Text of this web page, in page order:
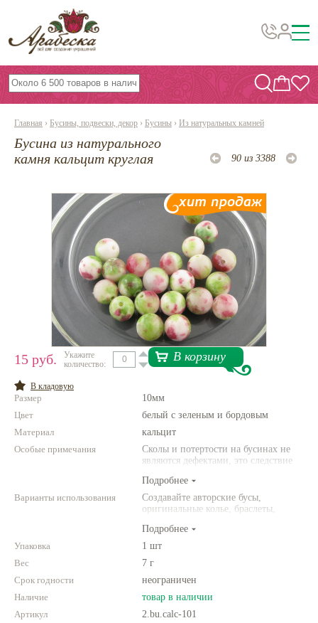
Бусины, подвески, декор
Бисер
Фурнитура
Инструменты и материалы
Эпоксидная смола
Шнуры, ленты, нитки
По темам и сезонам
Бисер TOHO
Нетемнеющая фурнитура
Всё для вышивки
Проволока
Натуральные камни
Каталог
Фотофорум
Главная › Бусины, подвески, декор › Бусины › Из натуральных камней
Бусина из натурального
камня кальцит круглая
90 из 3388
15 руб.
Укажите
количество:
В корзину
В кладовую
Размер
10мм
Цвет
белый с зеленым и бордовым
Материал
кальцит
Особые примечания
Сколы и потертости на бусинах не
являются дефектами, это следствие
природного камня. Цвет и размер
товара может отличаться от
представленных на фото.
Подробнее
Варианты использования
Создавайте авторские бусы,
оригинальные колье, браслеты,
Комбинируйте различные цвета и
размеры. Фантазируйте!
Подробнее
Упаковка
1 шт
Вес
7 г
Срок годности
неограничен
Наличие
товар в наличии
Артикул
2.bu.calc-101